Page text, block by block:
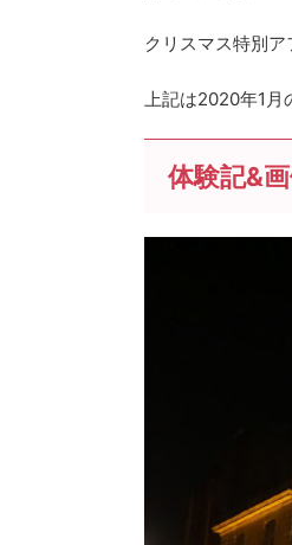
クリスマス特別ア
上記は2020年1月
体験記&